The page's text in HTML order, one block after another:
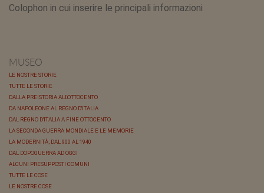
Colophon in cui inserire le principali informazioni
MUSEO
LE NOSTRE STORIE
TUTTE LE STORIE
DALLA PREISTORIA ALL'OTTOCENTO
DA NAPOLEONE AL REGNO D'ITALIA
DAL REGNO D'ITALIA A FINE OTTOCENTO
LA SECONDA GUERRA MONDIALE E LE MEMORIE
LA MODERNITÀ, DAL 900 AL 1940
DAL DOPOGUERRA AD OGGI
ALCUNI PRESUPPOSTI COMUNI
TUTTE LE COSE
LE NOSTRE COSE